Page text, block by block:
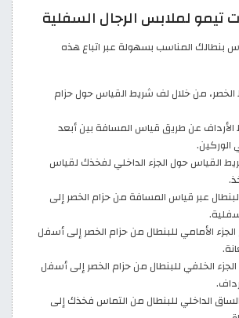
تيمو لملابس الرجال السفلية
بنطالك المناسب بسهولة عبر اتباع هذه
من خلال لف شريط القياس حول حزام
عن طريق قياس المسافة بين أبعد
القياس حول الجزء الداخلي لفخذك لقياس
عبر قياس المسافة من حزام الخصر إلى
الأمامي للبنطال من حزام الخصر إلى أسفل
الجزء الخلفي للبنطال من حزام الخصر إلى أسفل
الداخلي للبنطال من التماس فخذك إلى